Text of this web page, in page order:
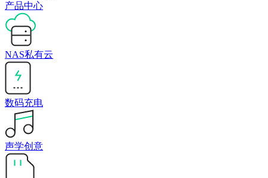
产品中心
NAS私有云
数码充电
声学创意